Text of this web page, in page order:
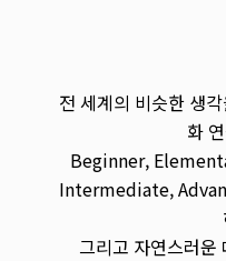
전 세계의 비슷한 생
화
Beginner,
Intermediate,
그리고 자연스러운